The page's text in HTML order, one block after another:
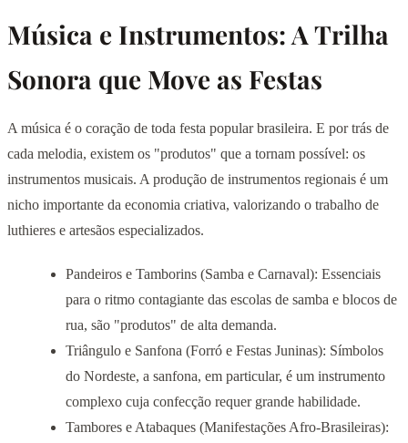
Música e Instrumentos: A Trilha
Sonora que Move as Festas
A música é o coração de toda festa popular brasileira. E por trás de
cada melodia, existem os "produtos" que a tornam possível: os
instrumentos musicais. A produção de instrumentos regionais é um
nicho importante da economia criativa, valorizando o trabalho de
luthieres e artesãos especializados.
Pandeiros e Tamborins (Samba e Carnaval): Essenciais
para o ritmo contagiante das escolas de samba e blocos de
rua, são "produtos" de alta demanda.
Triângulo e Sanfona (Forró e Festas Juninas): Símbolos
do Nordeste, a sanfona, em particular, é um instrumento
complexo cuja confecção requer grande habilidade.
Tambores e Atabaques (Manifestações Afro-Brasileiras):